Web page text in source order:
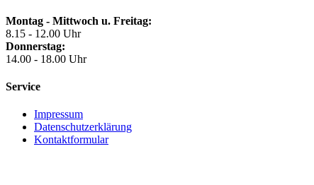
Montag - Mittwoch u. Freitag:
8.15 - 12.00 Uhr
Donnerstag:
14.00 - 18.00 Uhr
Service
Impressum
Datenschutzerklärung
Kontaktformular